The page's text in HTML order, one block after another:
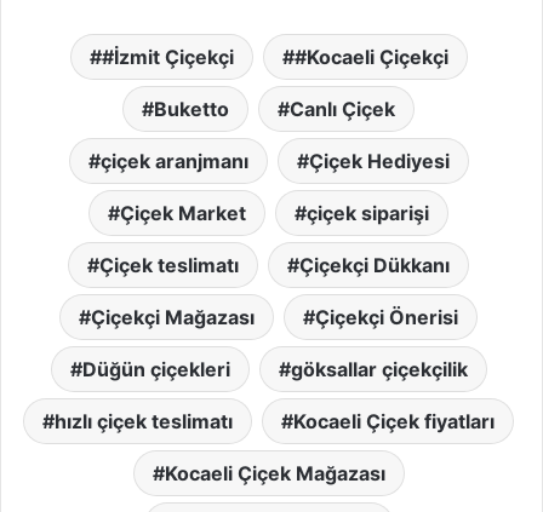
#İzmit Çiçekçi #Kocaeli Çiçekçi
Buketto Canlı Çiçek
çiçek aranjmanı Çiçek Hediyesi
Çiçek Market çiçek siparişi
Çiçek teslimatı Çiçekçi Dükkanı
Çiçekçi Mağazası Çiçekçi Önerisi
Düğün çiçekleri göksallar çiçekçilik
hızlı çiçek teslimatı Kocaeli Çiçek fiyatları
Kocaeli Çiçek Mağazası